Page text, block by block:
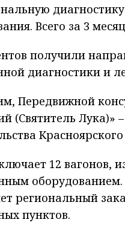
Всего за 3
получили
диагностики и
Передвижной
(Святитель
12 вагонов,
региональный
пунктов.